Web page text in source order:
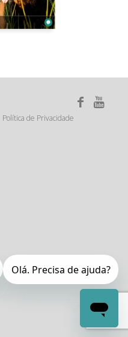
Política de Privacidade